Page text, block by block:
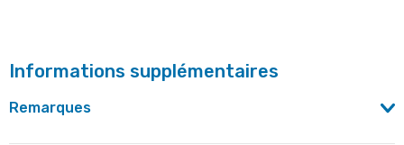
Informations supplémentaires
Remarques